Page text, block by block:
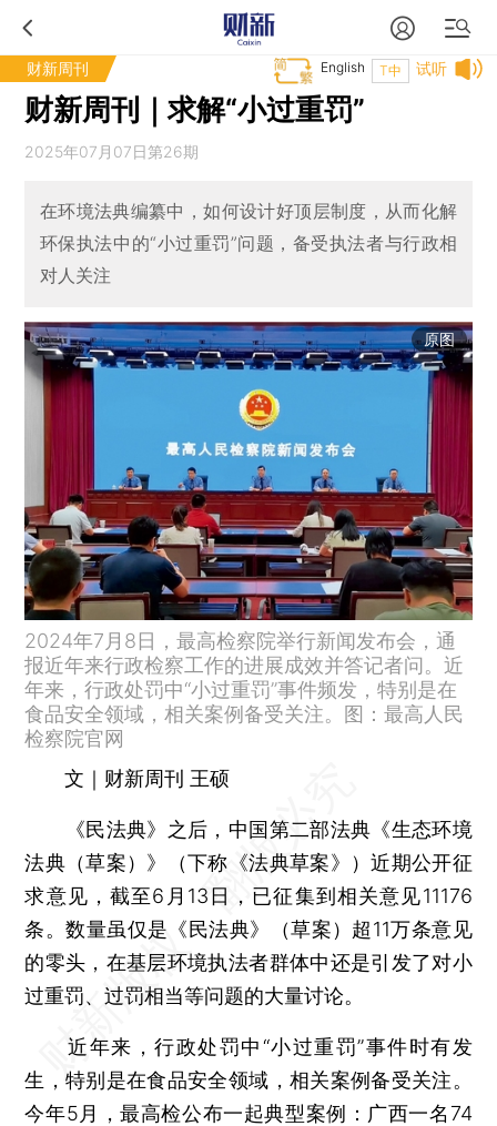
财新周刊 试听
T中
English
财新周刊｜求解“小过重罚”
2025年07月07日第26期
在环境法典编纂中，如何设计好顶层制度，从而化解
环保执法中的“小过重罚”问题，备受执法者与行政相
对人关注
原图
2024年7月8日，最高检察院举行新闻发布会，通
报近年来行政检察工作的进展成效并答记者问。近
年来，行政处罚中“小过重罚”事件频发，特别是在
食品安全领域，相关案例备受关注。图：最高人民
检察院官网
文｜财新周刊 王硕
《民法典》之后，中国第二部法典《生态环境
法典（草案）》（下称《法典草案》）近期公开征
求意见，截至6月13日，已征集到相关意见11176
条。数量虽仅是《民法典》（草案）超11万条意见
的零头，在基层环境执法者群体中还是引发了对小
过重罚、过罚相当等问题的大量讨论。
近年来，行政处罚中“小过重罚”事件时有发
生，特别是在食品安全领域，相关案例备受关注。
今年5月，最高检公布一起典型案例：广西一名74